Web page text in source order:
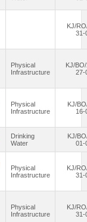
KJ/
31-
Physical
Infrastructure
KJ/
27-
Physical
Infrastructure
KJ/
16-
Drinking
Water
KJ/
01-
Physical
Infrastructure
KJ/
31-
Physical
Infrastructure
KJ/
31-